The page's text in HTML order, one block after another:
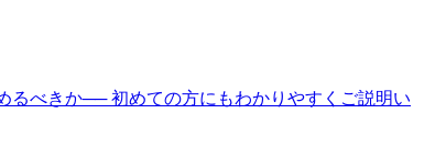
るべきか── 初めての方にもわかりやすくご説明い